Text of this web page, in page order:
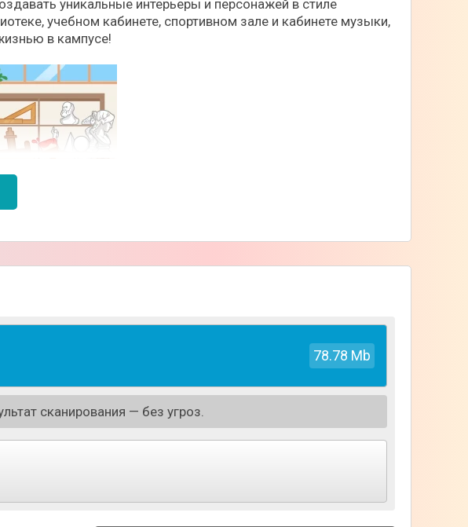
уникальные интерьеры и персонажей в стиле
учебном кабинете, спортивном зале и кабинете музыки,
в кампусе!
интерьера детально проектируя бэкграунд для своих
78.78 Mb
сканирования — без угроз.